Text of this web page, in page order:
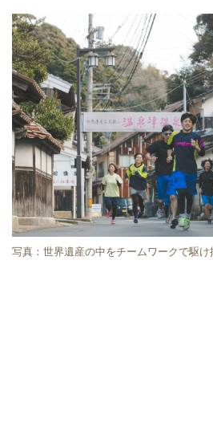
写真：世界遺産の中をチームワークで駆け